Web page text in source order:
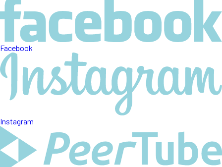
Facebook
Instagram